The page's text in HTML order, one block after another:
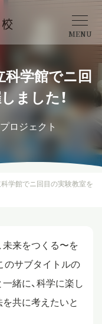
MENU
科学館でニ回
ました！
ロジェクト
科学館でニ回目の実験教室を
未来をつくる〜を
のサブタイトルの
緒に、科学に楽し
共に考えたいと